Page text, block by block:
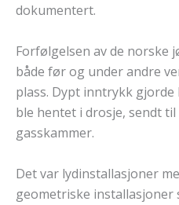
dokumentert.
Forfølgelsen av de norske
både før og under andre
plass. Dypt inntrykk gjorde
ble hentet i drosje, sendt
gasskammer.
Det var lydinstallasjoner
geometriske installasjoner